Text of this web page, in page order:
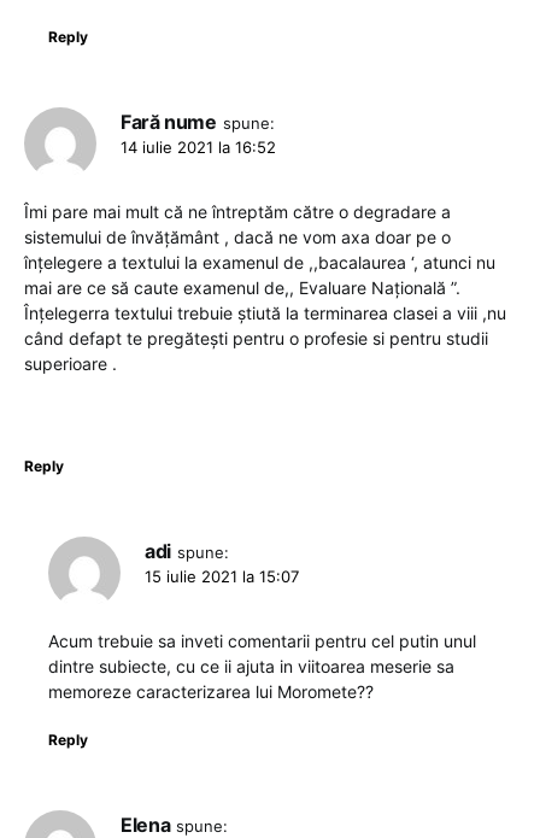
Reply
Fară nume spune:
14 iulie 2021 la 16:52
Îmi pare mai mult că ne întreptăm către o degradare a
sistemului de învățământ , dacă ne vom axa doar pe o
înțelegere a textului la examenul de ,,bacalaurea ‘, atunci nu
mai are ce să caute examenul de,, Evaluare Națională ”.
Înțelegerra textului trebuie știută la terminarea clasei a viii ,nu
când defapt te pregătești pentru o profesie si pentru studii
superioare .
Reply
adi spune:
15 iulie 2021 la 15:07
Acum trebuie sa inveti comentarii pentru cel putin unul
dintre subiecte, cu ce ii ajuta in viitoarea meserie sa
memoreze caracterizarea lui Moromete??
Reply
Elena spune: